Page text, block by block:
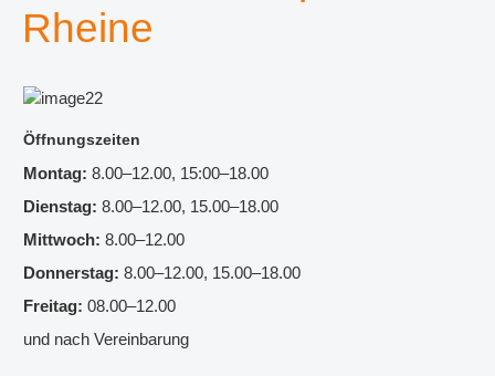
Rheine
Öffnungszeiten
Montag: 8.00–12.00, 15:00–18.00
Dienstag: 8.00–12.00, 15.00–18.00
Mittwoch: 8.00–12.00
Donnerstag: 8.00–12.00, 15.00–18.00
Freitag: 08.00–12.00
und nach Vereinbarung